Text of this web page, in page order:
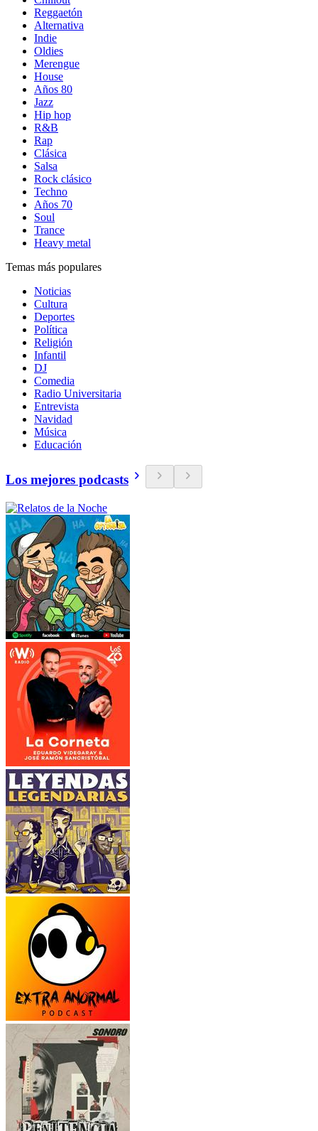
Reggaetón
Alternativa
Indie
Oldies
Merengue
House
Años 80
Jazz
Hip hop
R&B
Rap
Clásica
Salsa
Rock clásico
Techno
Años 70
Soul
Trance
Heavy metal
Temas más populares
Noticias
Cultura
Deportes
Política
Religión
Infantil
DJ
Comedia
Radio Universitaria
Entrevista
Navidad
Música
Educación
Los mejores podcasts